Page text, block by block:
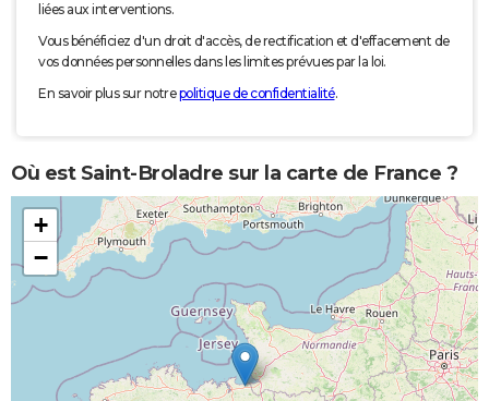
liées aux interventions.
Vous bénéficiez d'un droit d'accès, de rectification et d'effacement de
vos données personnelles dans les limites prévues par la loi.
En savoir plus sur notrepolitique de confidentialité.
Où est Saint-Broladre sur la carte de France ?
+
−